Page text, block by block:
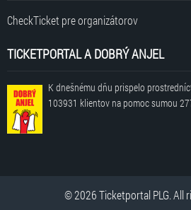
CheckTicket pre organizátorov
TICKETPORTAL A DOBRÝ ANJEL
K dnešnému dňu prispelo
103931 klientov na pomoc sumou
© 2026 Ticketportal PLG. All